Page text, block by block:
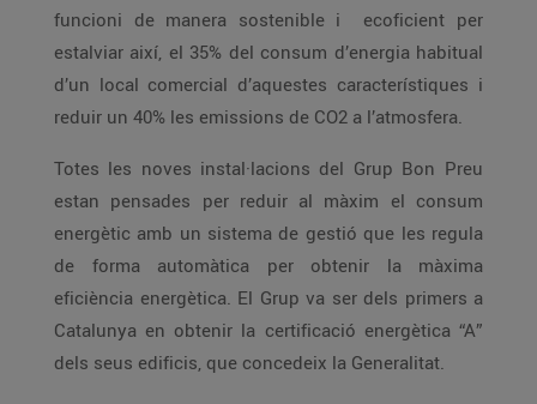
funcioni de manera sostenible i ecoficient per
estalviar així, el 35% del consum d’energia habitual
d’un local comercial d’aquestes característiques i
reduir un 40% les emissions de CO2 a l’atmosfera.
Totes les noves instal·lacions del Grup Bon Preu
estan pensades per reduir al màxim el consum
energètic amb un sistema de gestió que les regula
de forma automàtica per obtenir la màxima
eficiència energètica. El Grup va ser dels primers a
Catalunya en obtenir la certificació energètica “A”
dels seus edificis, que concedeix la Generalitat.